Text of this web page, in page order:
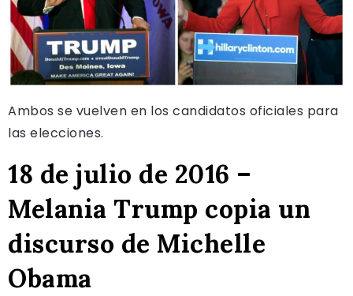
Ambos se vuelven en los candidatos oficiales para
las elecciones.
18 de julio de 2016 –
Melania Trump copia un
discurso de Michelle
Obama